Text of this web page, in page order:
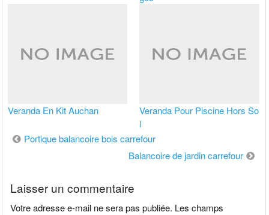
Veranda En Kit Auchan
Veranda Pour Piscine Hors So
l
Navigation
Portique balancoire bois carrefour
Balancoire de jardin carrefour
Laisser un commentaire
Votre adresse e-mail ne sera pas publiée. Les champs